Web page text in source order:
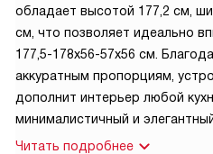
обладает высотой 177,2 см,
см, что позволяет идеально
177,5-178х56-57х56 см.
аккуратным пропорциям,
дополнит интерьер любой
минималистичный и
Читать подробнее